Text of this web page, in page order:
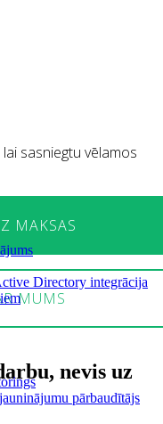
Directory integrācija
pārbaudītājs
sasniegtu vēlamos
MAKSAS
MUMS
nevis uz